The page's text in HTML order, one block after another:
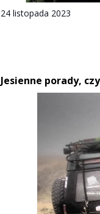
24 listopada 2023
Jesienne porady,